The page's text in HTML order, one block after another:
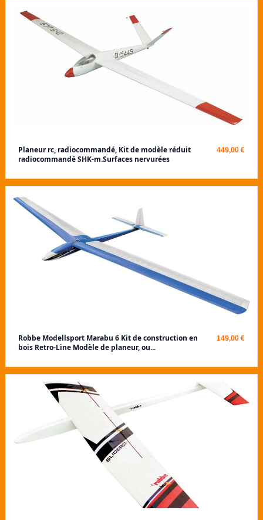
Planeur rc, radiocommandé, Kit de modèle réduit
radiocommandé SHK-m.Surfaces nervurées
449,00 €
Robbe Modellsport Marabu 6 Kit de construction en
bois Retro-Line Modèle de planeur, ou...
149,00 €